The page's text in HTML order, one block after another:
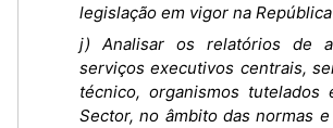
legislação em vigor na
j) Analisar os relatórios de
serviços executivos centrais,
técnico, organismos tutelados
Sector, no âmbito das normas